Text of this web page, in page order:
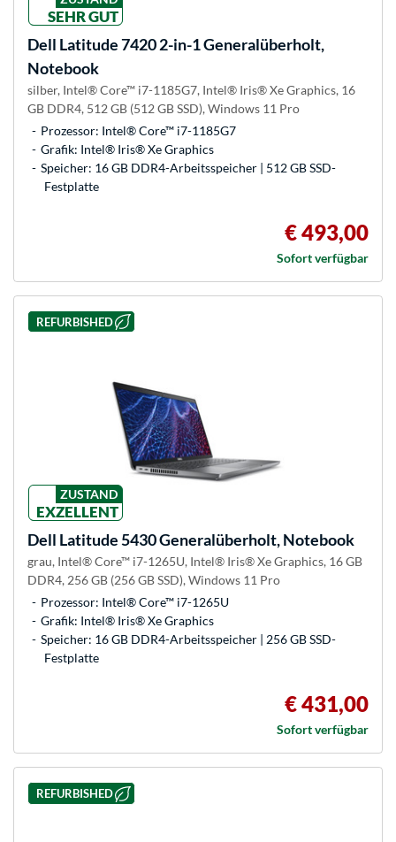
SEHR GUT
Dell Latitude 7420 2-in-1 Generalüberholt,
Notebook
silber, Intel® Core™ i7-1185G7, Intel® Iris® Xe Graphics, 16
GB DDR4, 512 GB (512 GB SSD), Windows 11 Pro
Prozessor: Intel® Core™ i7-1185G7
Grafik: Intel® Iris® Xe Graphics
Speicher: 16 GB DDR4-Arbeitsspeicher | 512 GB SSD-
Festplatte
€ 493,00
Sofort verfügbar
REFURBISHED
ZUSTAND
EXZELLENT
Dell Latitude 5430 Generalüberholt, Notebook
grau, Intel® Core™ i7-1265U, Intel® Iris® Xe Graphics, 16 GB
DDR4, 256 GB (256 GB SSD), Windows 11 Pro
Prozessor: Intel® Core™ i7-1265U
Grafik: Intel® Iris® Xe Graphics
Speicher: 16 GB DDR4-Arbeitsspeicher | 256 GB SSD-
Festplatte
€ 431,00
Sofort verfügbar
REFURBISHED